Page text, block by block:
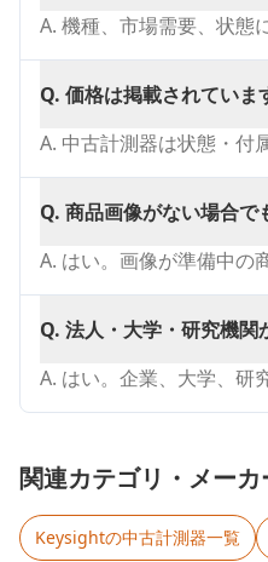
A. 機種、市場需要、状態
Q. 価格は掲載されていま
A. 中古計測器は状態・付
Q. 商品画像がない場合で
A. はい。画像が準備中の
Q. 法人・大学・研究機関
A. はい。企業、大学、研
関連カテゴリ・メーカ
Keysightの中古計測器一覧